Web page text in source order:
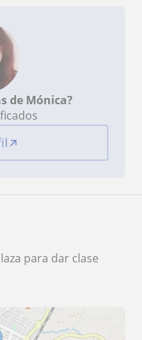
de Mónica?
para dar clase